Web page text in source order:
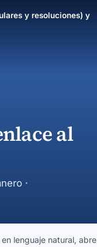
y resoluciones) y
al
·
lenguaje natural, abre